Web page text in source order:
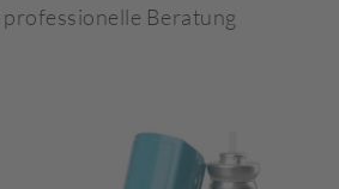
Beratung